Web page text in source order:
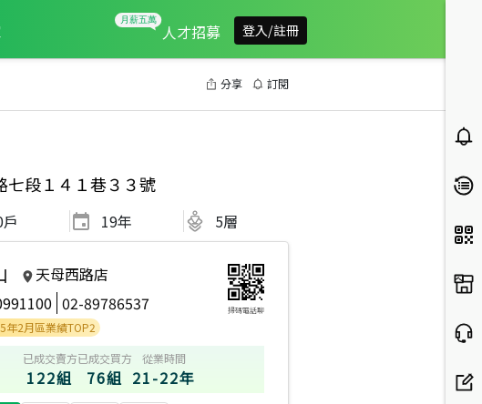
人才招募 登入/註冊
分享 訂閱
七段１４１巷３３號
19年 5層
天母西路店
02-89786537 掃碼電話聊
業績TOP2
已成交賣方
122組
已成交買方
76組
從業時間
21-22年